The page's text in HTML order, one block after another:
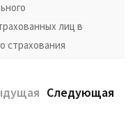
лиц в
страхования
Следующая